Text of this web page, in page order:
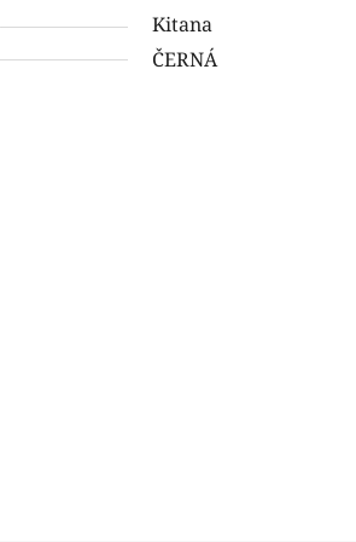
Kitana
ČERNÁ